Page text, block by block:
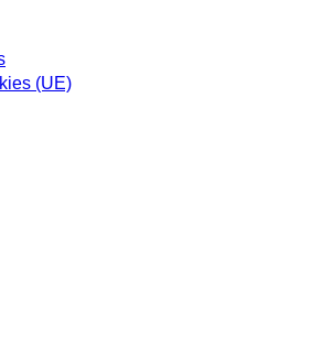
(UE)